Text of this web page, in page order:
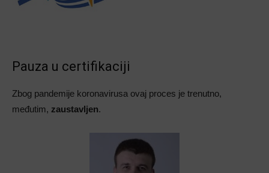
Pauza u certifikaciji
Zbog pandemije koronavirusa ovaj proces je trenutno,
međutim, zaustavljen.